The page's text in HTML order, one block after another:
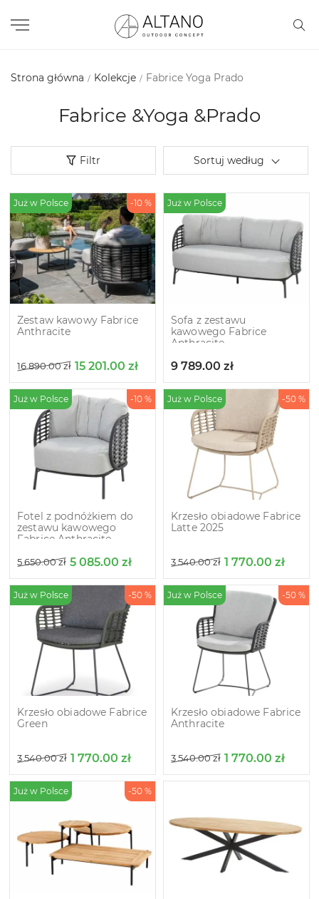
Strona główna Kolekcje Fabrice Yoga Prado
Fabrice &Yoga &Prado
Filtr Sortuj według
Już w Polsce -10 %
Zestaw kawowy Fabrice
Anthracite
16 890.00zł 15 201.00 zł
Już w Polsce
Sofa z zestawu
kawowego Fabrice
Anthracite
9 789.00 zł
Już w Polsce -10 %
Fotel z podnóżkiem do
zestawu kawowego
Fabrice Anthracite
5 650.00zł 5 085.00 zł
Już w Polsce -50 %
Krzesło obiadowe Fabrice
Latte 2025
3 540.00zł 1 770.00 zł
Już w Polsce -50 %
Krzesło obiadowe Fabrice
Green
3 540.00zł 1 770.00 zł
Już w Polsce -50 %
Krzesło obiadowe Fabrice
Anthracite
3 540.00zł 1 770.00 zł
Już w Polsce -50 %